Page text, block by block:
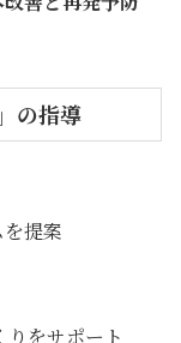
の指導
提案
りをサポート